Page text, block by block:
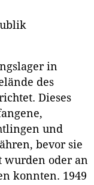
in
des
Dieses
und
bevor sie
wurden oder an
konnten. 1949